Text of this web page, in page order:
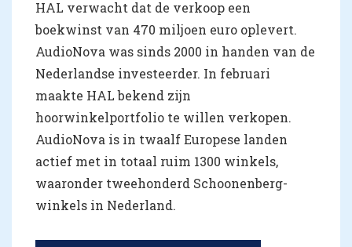
HAL verwacht dat de verkoop een
boekwinst van 470 miljoen euro oplevert.
AudioNova was sinds 2000 in handen van de
Nederlandse investeerder. In februari
maakte HAL bekend zijn
hoorwinkelportfolio te willen verkopen.
AudioNova is in twaalf Europese landen
actief met in totaal ruim 1300 winkels,
waaronder tweehonderd Schoonenberg-
winkels in Nederland.